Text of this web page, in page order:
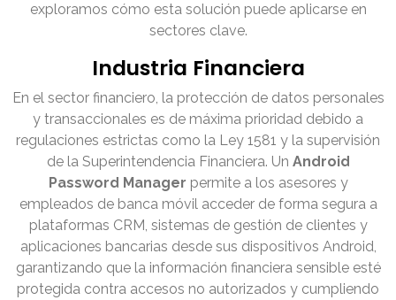
exploramos cómo esta solución puede aplicarse en
sectores clave.
Industria Financiera
En el sector financiero, la protección de datos personales
y transaccionales es de máxima prioridad debido a
regulaciones estrictas como la Ley 1581 y la supervisión
de la Superintendencia Financiera. Un Android
Password Manager permite a los asesores y
empleados de banca móvil acceder de forma segura a
plataformas CRM, sistemas de gestión de clientes y
aplicaciones bancarias desde sus dispositivos Android,
garantizando que la información financiera sensible esté
protegida contra accesos no autorizados y cumpliendo